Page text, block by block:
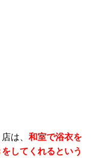
は、 和室で浴衣を
してくれるという